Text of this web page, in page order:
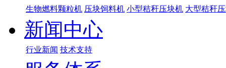
生物燃料颗粒机 压块饲料机 小型秸秆压块机 大型秸秆
新闻中心
行业新闻 技术支持